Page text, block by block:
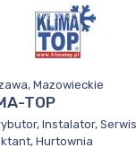
Mazowieckie
TOP
Instalator,
Hurtownia